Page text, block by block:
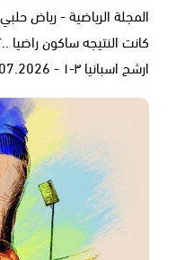
المجلة الرياضية - رياض
ارشح اسبانيا ٣-١ - 18.07.2026